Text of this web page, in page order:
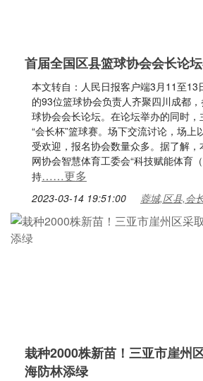
首届全国区县篮球协会会长论
本文转自：人民日报客户端3月11至13
的93位篮球协会负责人齐聚四川成都
球协会会长论坛。在论坛举办的同时
“会长杯”篮球赛。场下交流讨论，场上
受欢迎，报名协会数量众多。据了解
网协会智慧体育工委会“科技赋能体育
持……更多
2023-03-14 19:51:00 蓉城,区县,会
栽种2000株新苗！三亚市崖州
海防林添绿